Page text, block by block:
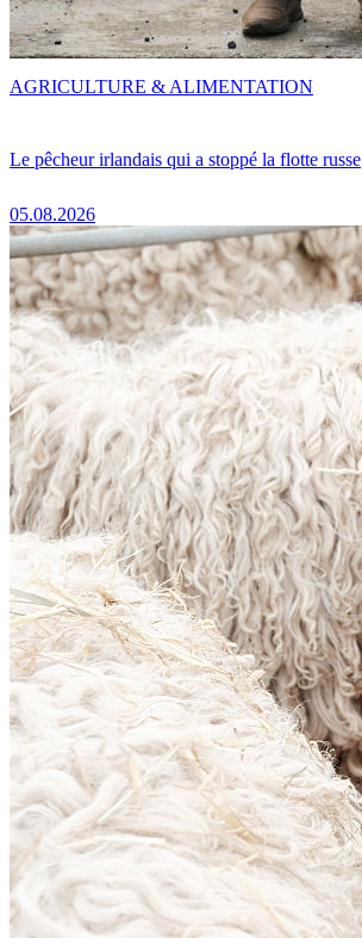
Le pêcheur irlandais qui a stoppé la flotte russe
05.08.2026
AGRICULTURE & ALIMENTATION